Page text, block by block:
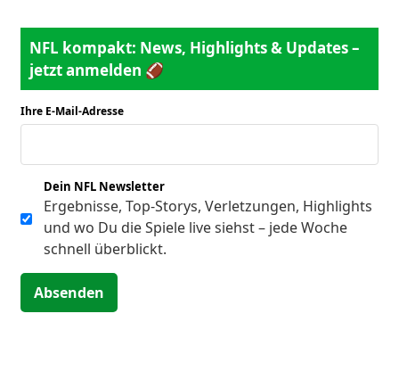
NFL kompakt: News, Highlights & Updates –
jetzt anmelden 🏈
Ihre E-Mail-Adresse
Dein NFL Newsletter
Ergebnisse, Top-Storys, Verletzungen, Highlights
und wo Du die Spiele live siehst – jede Woche
schnell überblickt.
Absenden